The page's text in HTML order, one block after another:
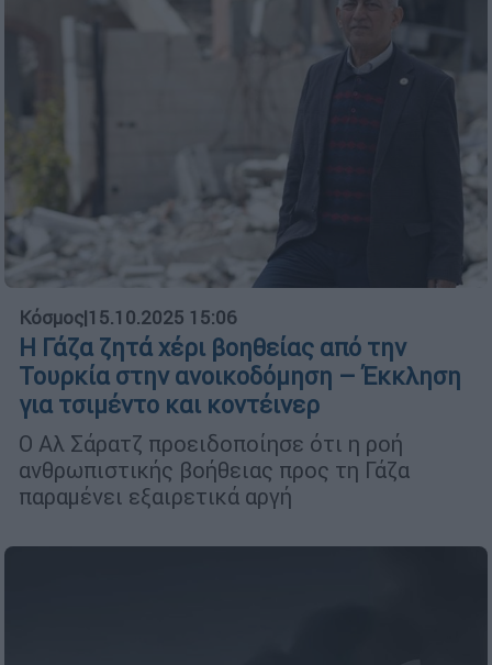
Κόσμος|15.10.2025 15:06
Η Γάζα ζητά χέρι βοηθείας από την
Τουρκία στην ανοικοδόμηση – Έκκληση
για τσιμέντο και κοντέινερ
Ο Αλ Σάρατζ προειδοποίησε ότι η ροή
ανθρωπιστικής βοήθειας προς τη Γάζα
παραμένει εξαιρετικά αργή